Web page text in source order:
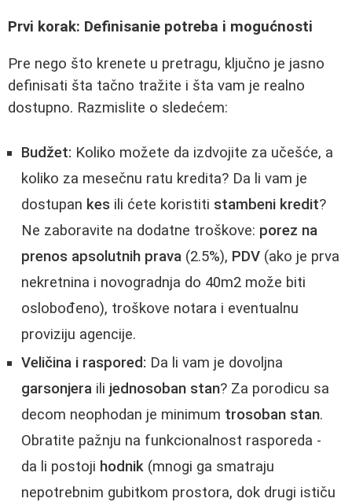
Prvi korak: Definisanie potreba i mogućnosti
Pre nego što krenete u pretragu, ključno je jasno
definisati šta tačno tražite i šta vam je realno
dostupno. Razmislite o sledećem:
Budžet: Koliko možete da izdvojite za učešće, a
koliko za mesečnu ratu kredita? Da li vam je
dostupan kes ili ćete koristiti stambeni kredit?
Ne zaboravite na dodatne troškove: porez na
prenos apsolutnih prava (2.5%), PDV (ako je prva
nekretnina i novogradnja do 40m2 može biti
oslobođeno), troškove notara i eventualnu
proviziju agencije.
Veličina i raspored: Da li vam je dovoljna
garsonjera ili jednosoban stan? Za porodicu sa
decom neophodan je minimum trosoban stan.
Obratite pažnju na funkcionalnost rasporeda -
da li postoji hodnik (mnogi ga smatraju
nepotrebnim gubitkom prostora, dok drugi ističu